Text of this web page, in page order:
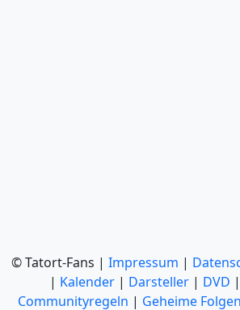
© Tatort-Fans | Impressum |
| Kalender | Darsteller | DVD |
Communityregeln | Geheime Folgen